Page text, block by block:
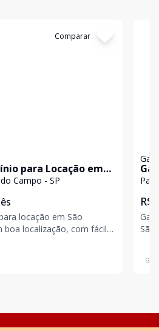
Comparar
para Locação em
Campo - SP
locação em São
boa localização, com fácil
R$
São